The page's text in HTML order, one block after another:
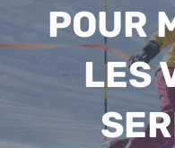
POUR
LES